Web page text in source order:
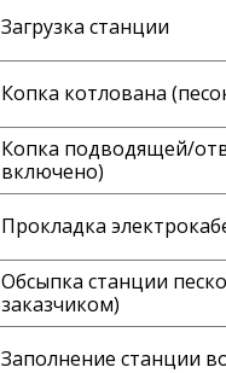
Загрузка станции
Копка котлована
Копка подводящей/
включено)
Прокладка
Обсыпка станции
заказчиком)
Заполнение станции